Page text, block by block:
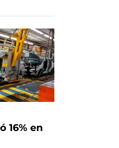
16% en